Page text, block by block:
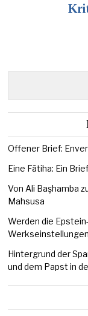
Offener Brief:
Eine Fātiha: Ein
Von Ali Başhamba
Mahsusa
Werden die
Hintergrund der
und dem Papst in